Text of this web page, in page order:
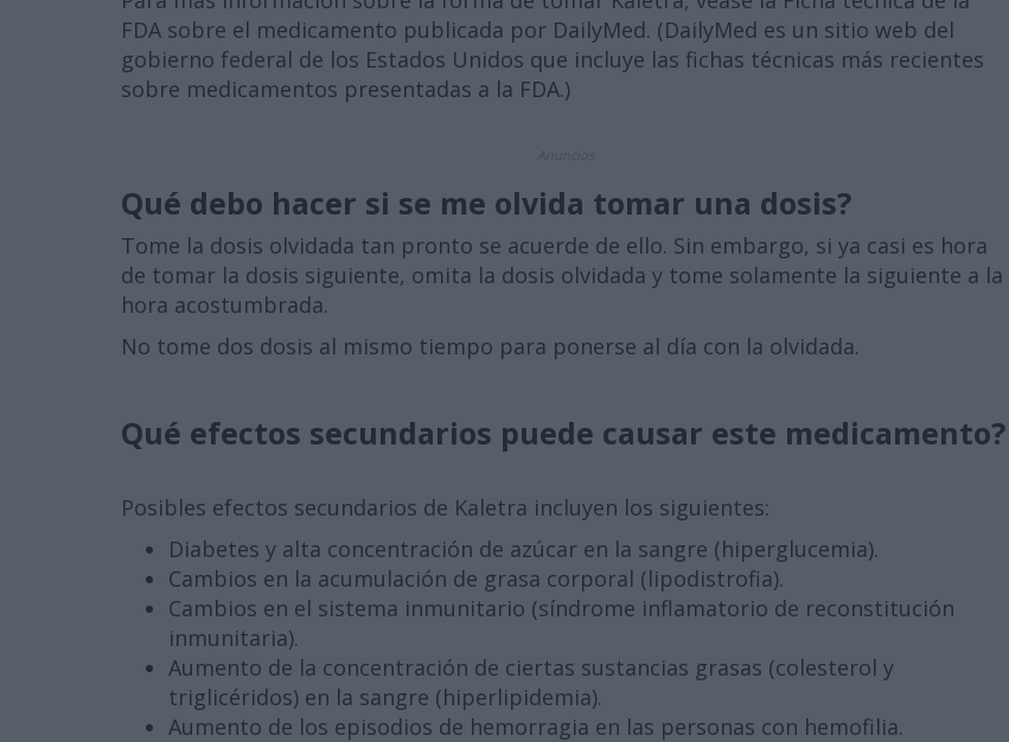
FDA sobre el medicamento publicada por DailyMed. (DailyMed es un sitio web del
gobierno federal de los Estados Unidos que incluye las fichas técnicas más recientes
sobre medicamentos presentadas a la FDA.)
Qué debo hacer si se me olvida tomar una dosis?
Tome la dosis olvidada tan pronto se acuerde de ello. Sin embargo, si ya casi es hora
de tomar la dosis siguiente, omita la dosis olvidada y tome solamente la siguiente a la
hora acostumbrada.
No tome dos dosis al mismo tiempo para ponerse al día con la olvidada.
Qué efectos secundarios puede causar este medicamento?
Posibles efectos secundarios de Kaletra incluyen los siguientes:
Diabetes y alta concentración de azúcar en la sangre (hiperglucemia).
Cambios en la acumulación de grasa corporal (lipodistrofia).
Cambios en el sistema inmunitario (síndrome inflamatorio de reconstitución
inmunitaria).
Aumento de la concentración de ciertas sustancias grasas (colesterol y
triglicéridos) en la sangre (hiperlipidemia).
Aumento de los episodios de hemorragia en las personas con hemofilia.